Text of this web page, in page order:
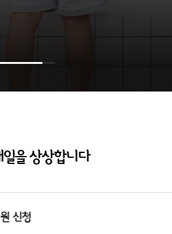
일을 상상합니다
신청